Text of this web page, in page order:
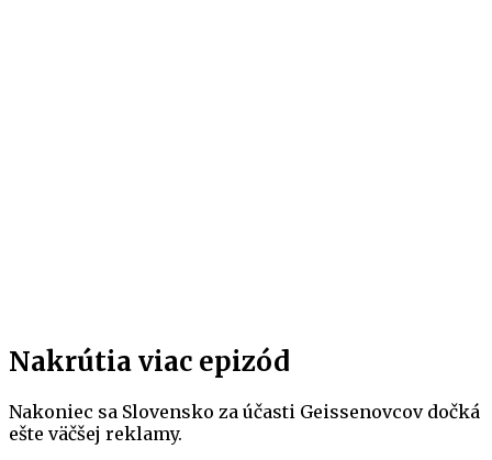
Nakrútia viac epizód
Nakoniec sa Slovensko za účasti Geissenovcov dočká
ešte väčšej reklamy.